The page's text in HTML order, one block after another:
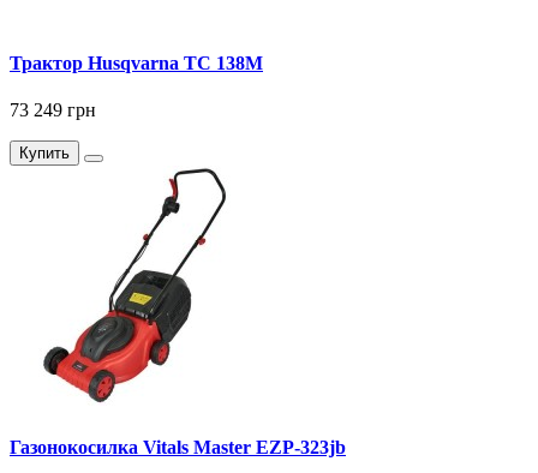
Трактор Husqvarna ТС 138М
73 249 грн
Купить
Газонокосилка Vitals Master EZP-323jb